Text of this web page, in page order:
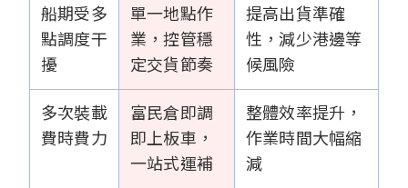
船期受多
點調度干
擾
單一地點作
業，控管穩
定交貨節奏
提高出貨準確
性，減少港邊等
候風險
多次裝載
費時費力
富民倉即調
即上板車，
一站式運補
整體效率提升，
作業時間大幅縮
減